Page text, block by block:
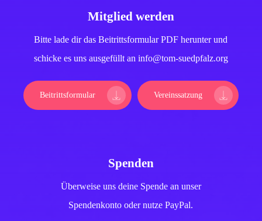
Mitglied werden
Bitte lade dir das Beitrittsformular PDF herunter und
schicke es uns ausgefüllt an info@tom-suedpfalz.org
Beitrittsformular Vereinssatzung
Spenden
Überweise uns deine Spende an unser
Spendenkonto oder nutze PayPal.